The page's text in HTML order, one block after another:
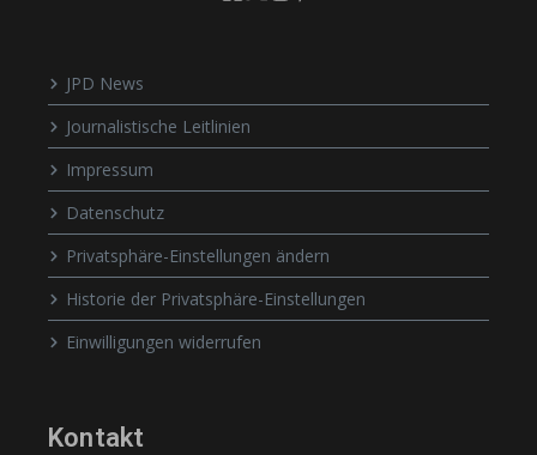
JPD News
Journalistische Leitlinien
Impressum
Datenschutz
Privatsphäre-Einstellungen ändern
Historie der Privatsphäre-Einstellungen
Einwilligungen widerrufen
Kontakt